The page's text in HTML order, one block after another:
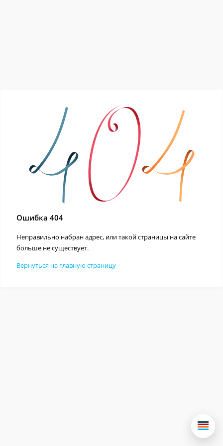
Ошибка 404
Неправильно набран адрес, или такой страницы на сайте
больше не существует.
Вернуться на главную страницу